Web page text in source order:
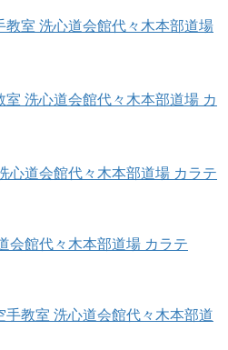
教室 洗心道会館代々木本部道場
洗心道会館代々木本部道場 カ
心道会館代々木本部道場 カラテ
会館代々木本部道場 カラテ
教室 洗心道会館代々木本部道